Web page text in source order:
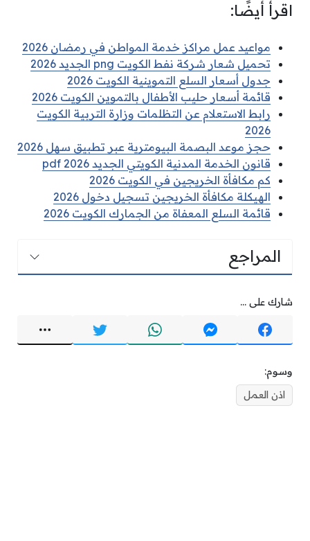
اقرأ أيضًا:
مواعيد عمل مراكز خدمة المواطن في رمضان 2026
تحميل شعار شركة نفط الكويت png الجديد 2026
جدول أسعار السلع التموينية الكويت 2026
قائمة أسعار حليب الأطفال بالتموين الكويت 2026
رابط الاستعلام عن التظلمات وزارة التربية الكويت
2026
حجز موعد البصمة البيومترية عبر تطبيق سهل 2026
قانون الخدمة المدنية الكويتي الجديد pdf 2026
كم مكافأة الخريجين في الكويت 2026
الهيكلة مكافأة الخريجين تسجيل دخول 2026
قائمة السلع المعفاة من الجمارك الكويت 2026
المراجع
شارك على ...
وسوم:
اذن العمل